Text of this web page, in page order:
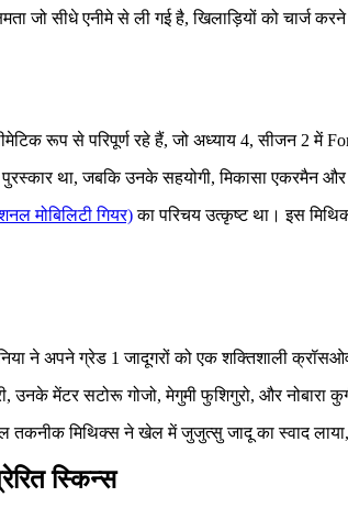
जो सीधे एनीमे से ली गई है, खिलाड़ियों को चार्ज
रूप से परिपूर्ण रहे हैं, जो अध्याय 4, सीजन 2 में
था, जबकि उनके सहयोगी, मिकासा एकरमैन
मोबिलिटी गियर)का परिचय उत्कृष्ट था। इस
ने अपने ग्रेड 1 जादूगरों को एक शक्तिशाली
उनके मेंटर सटोरू गोजो, मेगुमी फुशिगुरो, और नोबारा
तकनीक मिथिक्स ने खेल में जुजुत्सु जादू का स्वाद
स्किन्स